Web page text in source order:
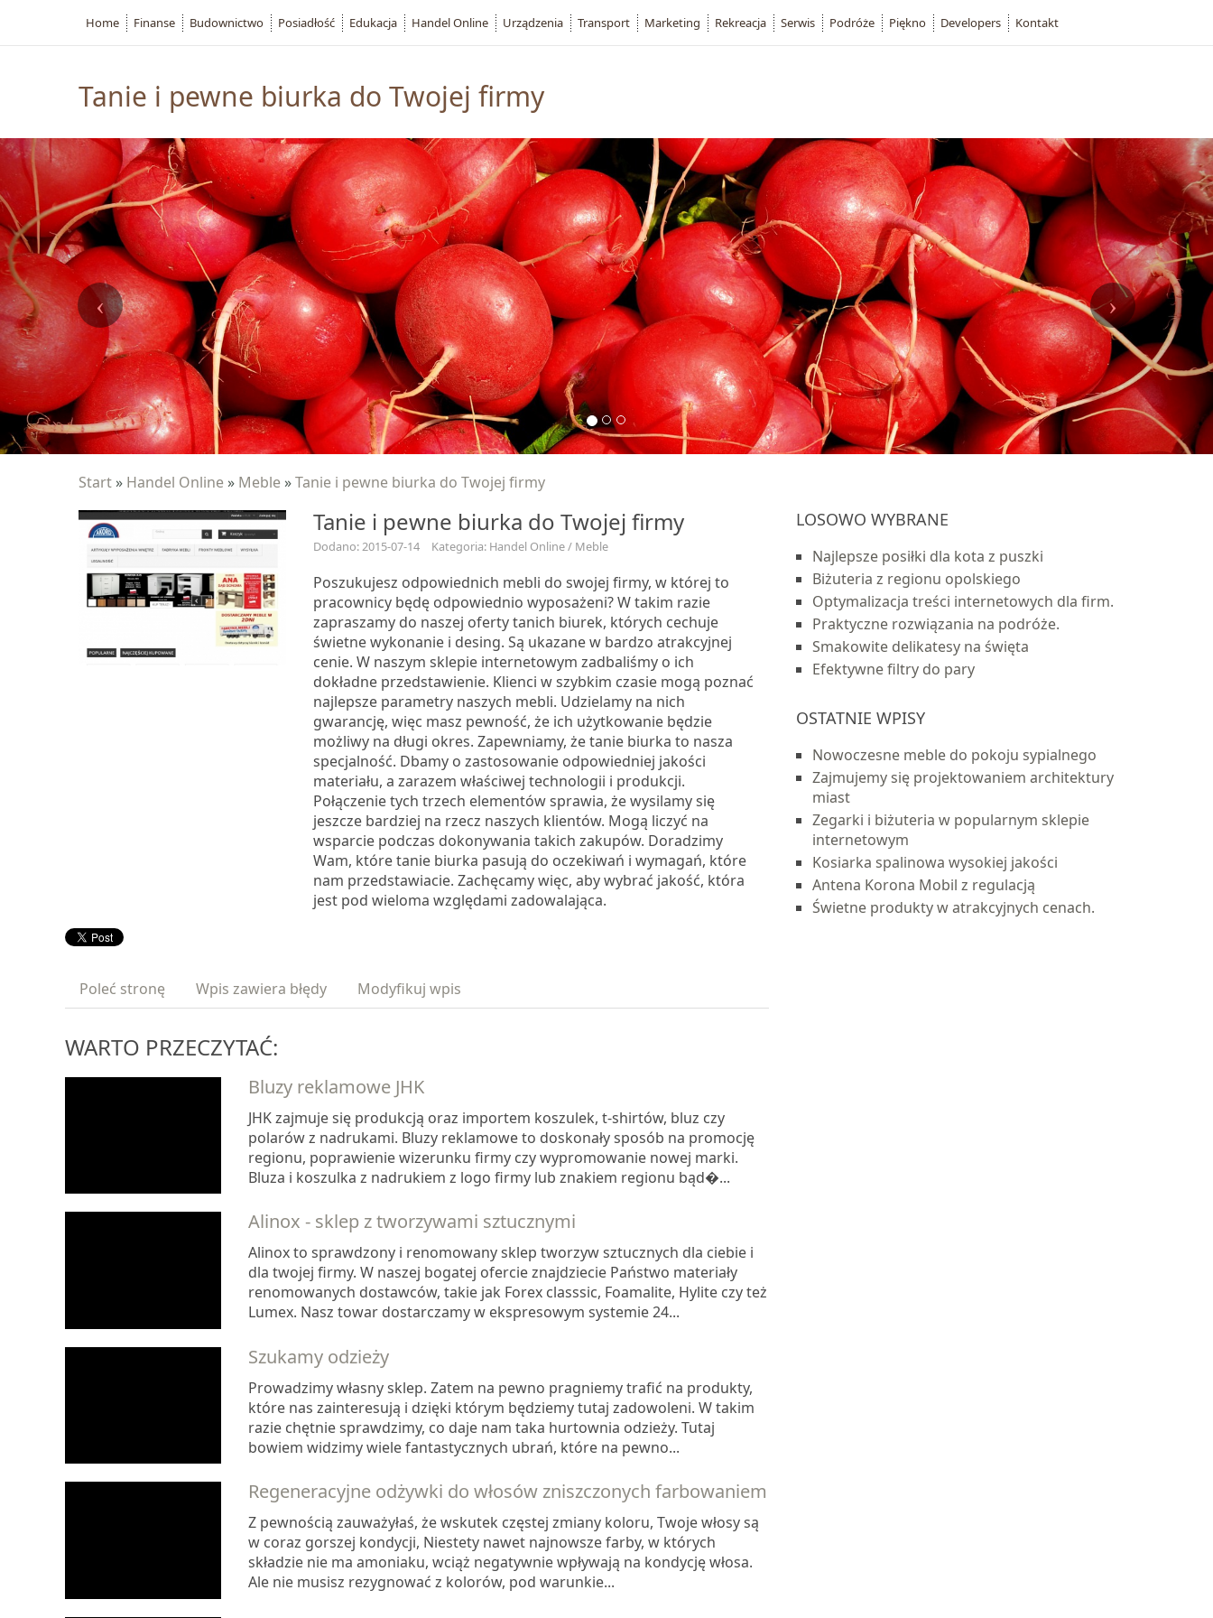
Tanie i pewne biurka do Twojej firmy
Start » Handel Online » Meble »Tanie i pewne biurka do Twojej firmy
Tanie i pewne biurka do Twojej firmy
Dodano: 2015-07-14 Kategoria: Handel Online / Meble
Poszukujesz odpowiednich mebli do swojej firmy, w której to
pracownicy będę odpowiednio wyposażeni? W takim razie
zapraszamy do naszej oferty tanich biurek, których cechuje
świetne wykonanie i desing. Są ukazane w bardzo atrakcyjnej
cenie. W naszym sklepie internetowym zadbaliśmy o ich
dokładne przedstawienie. Klienci w szybkim czasie mogą poznać
najlepsze parametry naszych mebli. Udzielamy na nich
gwarancję, więc masz pewność, że ich użytkowanie będzie
możliwy na długi okres. Zapewniamy, że tanie biurka to nasza
specjalność. Dbamy o zastosowanie odpowiedniej jakości
materiału, a zarazem właściwej technologii i produkcji.
Połączenie tych trzech elementów sprawia, że wysilamy się
jeszcze bardziej na rzecz naszych klientów. Mogą liczyć na
wsparcie podczas dokonywania takich zakupów. Doradzimy
Wam, które tanie biurka pasują do oczekiwań i wymagań, które
nam przedstawiacie. Zachęcamy więc, aby wybrać jakość, która
jest pod wieloma względami zadowalająca.
Poleć stronę Wpis zawiera błędy Modyfikuj wpis
WARTO PRZECZYTAĆ:
Bluzy reklamowe JHK
JHK zajmuje się produkcją oraz importem koszulek, t-shirtów, bluz czy
polarów z nadrukami. Bluzy reklamowe to doskonały sposób na promocję
regionu, poprawienie wizerunku firmy czy wypromowanie nowej marki.
Bluza i koszulka z nadrukiem z logo firmy lub znakiem regionu bąd�...
Alinox - sklep z tworzywami sztucznymi
Alinox to sprawdzony i renomowany sklep tworzyw sztucznych dla ciebie i
dla twojej firmy. W naszej bogatej ofercie znajdziecie Państwo materiały
renomowanych dostawców, takie jak Forex classsic, Foamalite, Hylite czy też
Lumex. Nasz towar dostarczamy w ekspresowym systemie 24...
Szukamy odzieży
Prowadzimy własny sklep. Zatem na pewno pragniemy trafić na produkty,
które nas zainteresują i dzięki którym będziemy tutaj zadowoleni. W takim
razie chętnie sprawdzimy, co daje nam taka hurtownia odzieży. Tutaj
bowiem widzimy wiele fantastycznych ubrań, które na pewno...
Regeneracyjne odżywki do włosów zniszczonych farbowaniem
Z pewnością zauważyłaś, że wskutek częstej zmiany koloru, Twoje włosy są
w coraz gorszej kondycji, Niestety nawet najnowsze farby, w których
składzie nie ma amoniaku, wciąż negatywnie wpływają na kondycję włosa.
Ale nie musisz rezygnować z kolorów, pod warunkie...
LOSOWO WYBRANE
Najlepsze posiłki dla kota z puszki
Biżuteria z regionu opolskiego
Optymalizacja treści internetowych dla firm.
Praktyczne rozwiązania na podróże.
Smakowite delikatesy na święta
Efektywne filtry do pary
OSTATNIE WPISY
Nowoczesne meble do pokoju sypialnego
Zajmujemy się projektowaniem architektury
miast
Zegarki i biżuteria w popularnym sklepie
internetowym
Kosiarka spalinowa wysokiej jakości
Antena Korona Mobil z regulacją
Świetne produkty w atrakcyjnych cenach.
Home Finanse Budownictwo Posiadłość Edukacja Handel Online Urządzenia Transport Marketing Rekreacja Serwis Podróże Piękno Developers Kontakt